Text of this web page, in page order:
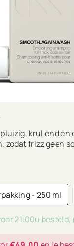
krullend en
zodat frizz geen
- 250 ml
21:00u